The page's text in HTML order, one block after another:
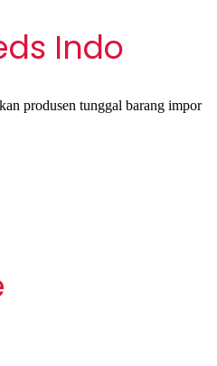
Indo
produsen tunggal barang impor